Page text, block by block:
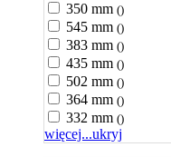
350 mm ()
545 mm ()
383 mm ()
435 mm ()
502 mm ()
364 mm ()
332 mm ()
więcej...ukryj